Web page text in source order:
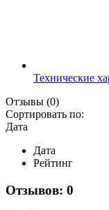
Технические
Отзывы (0)
Сортировать по:
Дата
Дата
Рейтинг
Отзывов: 0